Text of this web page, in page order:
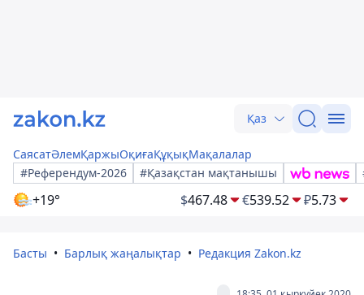
Қаз
СаясатӘлемҚаржыОқиғаҚұқықМақалалар
#Референдум-2026
#Қазақстан мақтанышы
+19° $467.48 €539.52 ₽5.73
Басты Барлық жаңалықтар Редакция Zakon.kz